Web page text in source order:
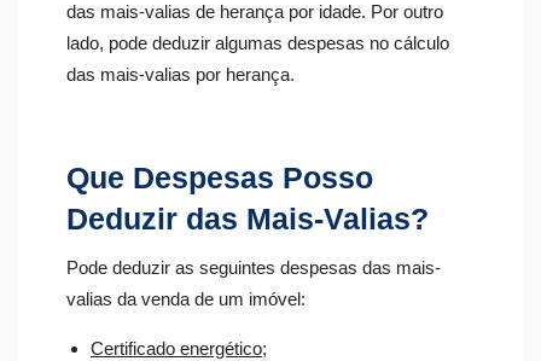
das mais-valias de herança​ por idade. Por outro
lado, pode deduzir algumas despesas no cálculo
das mais-valias por herança​.
Que Despesas Posso
Deduzir das Mais-Valias?
Pode deduzir as seguintes despesas das mais-
valias da venda de um imóvel:
Certificado energético;